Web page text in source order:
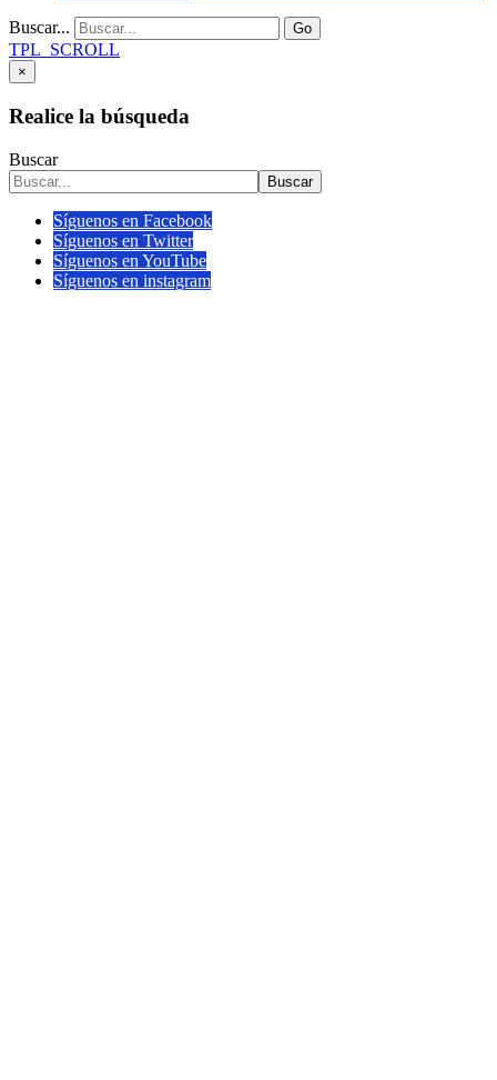
Buscar... Go
TPL_SCROLL
×
Realice la búsqueda
Buscar
Buscar
Síguenos en Facebook
Síguenos en Twitter
Síguenos en YouTube
Síguenos en instagram